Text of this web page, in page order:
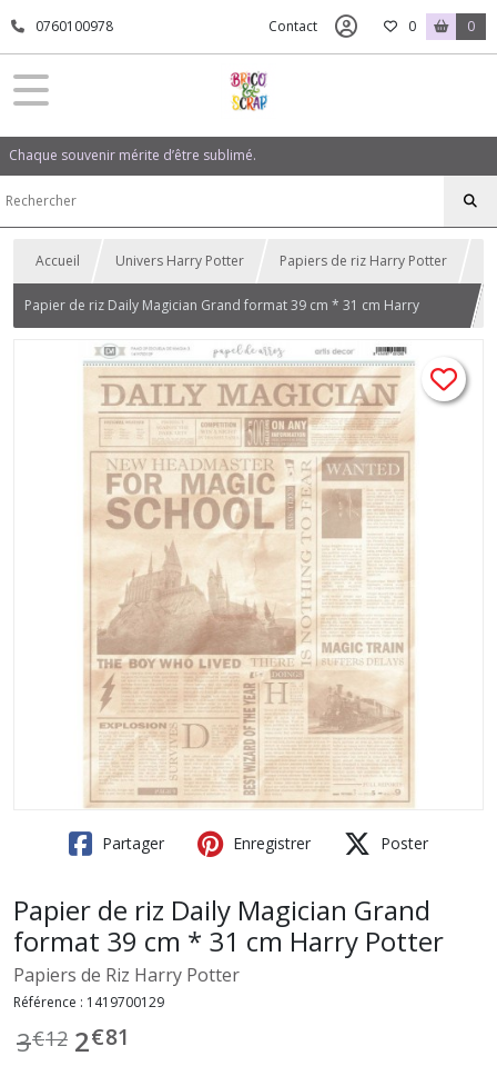
0760100978 Contact 0 0
Chaque souvenir mérite d’être sublimé.
Accueil Univers Harry Potter Papiers de riz Harry Potter
Papier de riz Daily Magician Grand format 39 cm * 31 cm Harry
Partager Enregistrer Poster
Papier de riz Daily Magician Grand
format 39 cm * 31 cm Harry Potter
Papiers de Riz Harry Potter
Référence : 1419700129
3€12 2€81